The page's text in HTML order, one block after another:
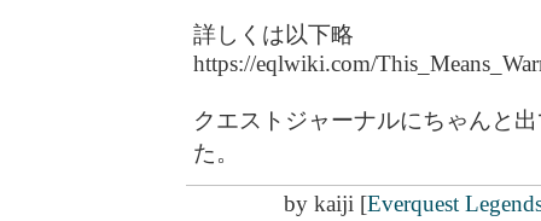
詳しくは以下略
https://eqlwiki.com/
クエストジャーナルにちゃんと
た。
by kaiji [Everquest